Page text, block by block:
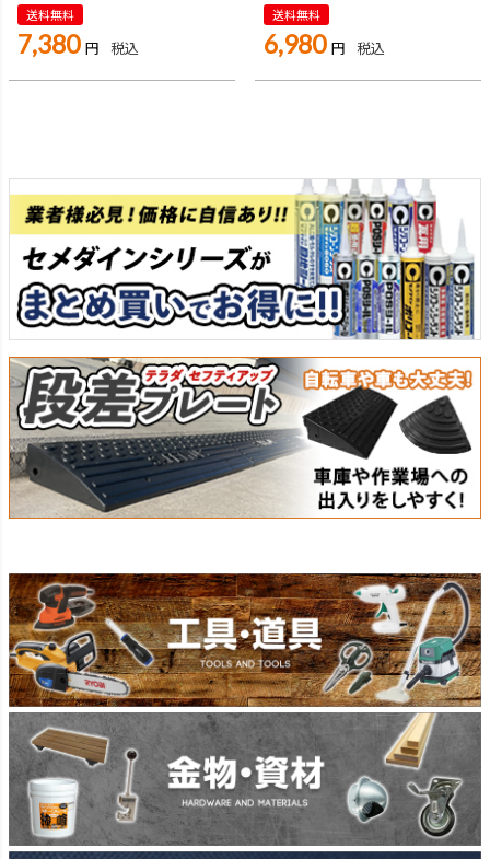
送料無料
7,380 税込
送料無料
6,980 税込